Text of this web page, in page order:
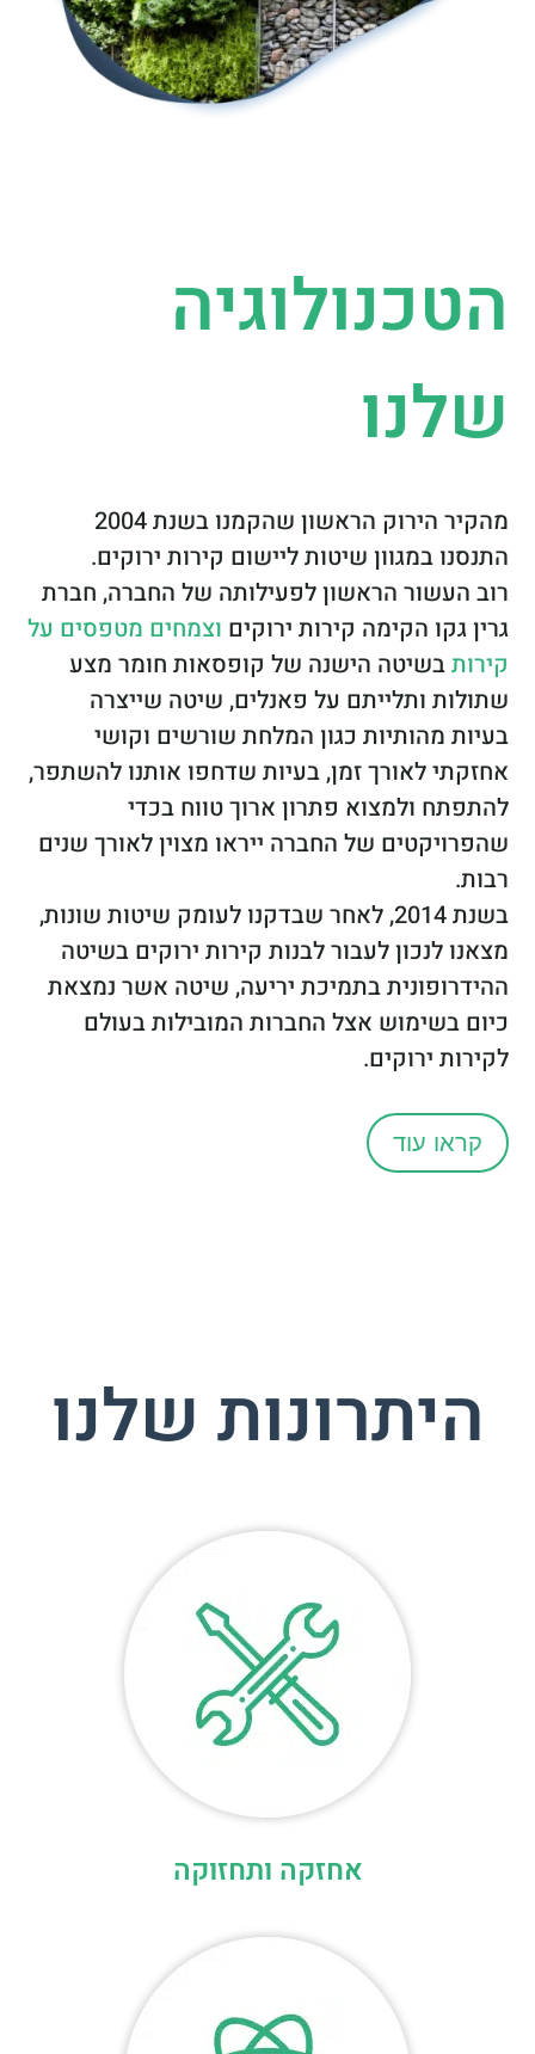
הטכנולוגיה
שלנו
מהקיר הירוק הראשון שהקמנו בשנת 2004
התנסנו במגוון שיטות ליישום קירות ירוקים.
רוב העשור הראשון לפעילותה של החברה, חברת
גרין גקו הקימה קירות ירוקים וצמחים מטפסים על
קירותבשיטה הישנה של קופסאות חומר מצע
שתולות ותלייתם על פאנלים, שיטה שייצרה
בעיות מהותיות כגון המלחת שורשים וקושי
אחזקתי לאורך זמן, בעיות שדחפו אותנו להשתפר,
להתפתח ולמצוא פתרון ארוך טווח בכדי
שהפרויקטים של החברה ייראו מצוין לאורך שנים
רבות.
בשנת 2014, לאחר שבדקנו לעומק שיטות שונות,
מצאנו לנכון לעבור לבנות קירות ירוקים בשיטה
ההידרופונית בתמיכת יריעה, שיטה אשר נמצאת
כיום בשימוש אצל החברות המובילות בעולם
לקירות ירוקים.
קראו עוד
היתרונות שלנו
אחזקה ותחזוקה